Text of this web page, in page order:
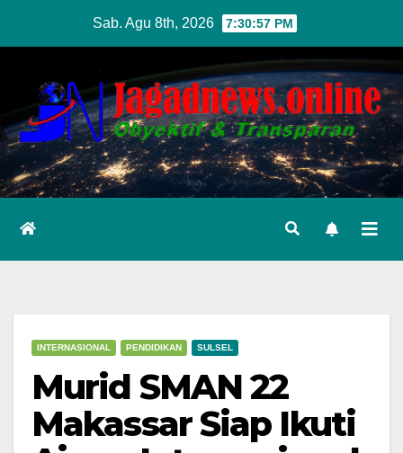
content
Sab. Agu 8th, 2026 7:30:59 PM
INTERNASIONAL PENDIDIKAN SULSEL
Murid SMAN 22
Makassar Siap Ikuti